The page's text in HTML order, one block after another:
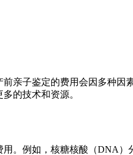
前亲子鉴定的费用会因多种
的技术和资源。
。例如，核糖核酸（DNA）